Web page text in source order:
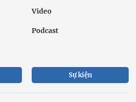
Video
Podcast
Sự kiện